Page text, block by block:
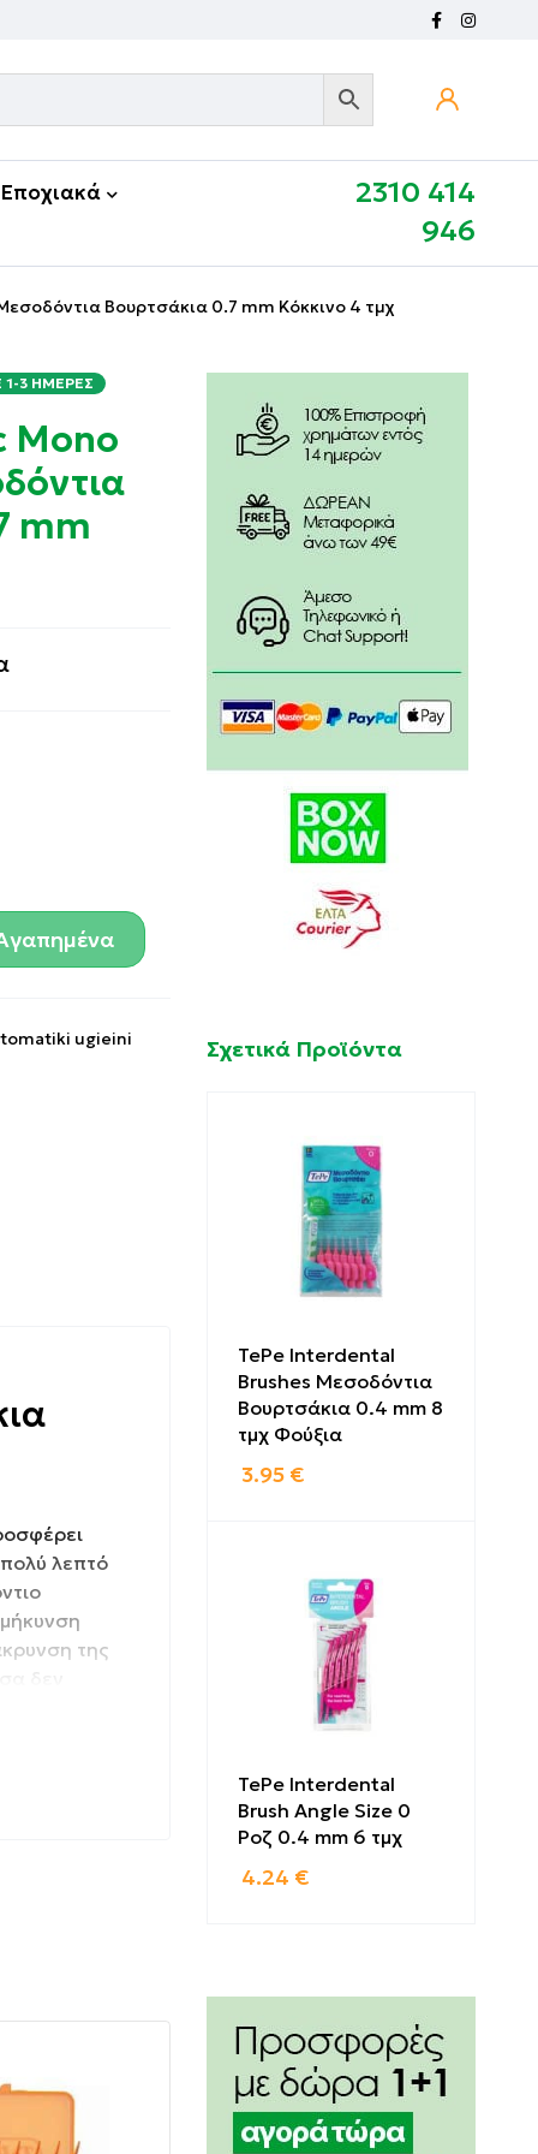
Εποχιακά
2310 414
946
Βουρτσάκια 0.7 mm Κόκκινο 4 τμχ
3 ΗΜΈΡΕΣ
Mono
mm
ugieini
λεπτό
της
στα
Σχετικά Προϊόντα
TePe Interdental
Brushes Μεσοδόντια
Βουρτσάκια 0.4 mm 8
τμχ Φούξια
3.95 €
TePe Interdental
Brush Angle Size 0
Ροζ 0.4 mm 6 τμχ
4.24 €